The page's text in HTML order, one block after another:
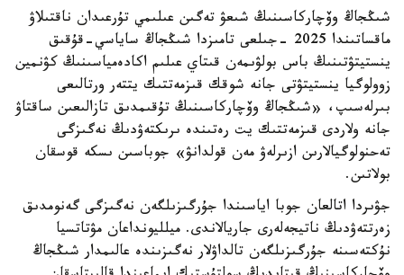
شىڭجاڭ وۆچاركاسىنىڭ شىعۋ تەگىن عىلىمي تۇرعىدان ناقتىلاۋ
ماقساتىندا 2025 -جىلعى تامىزدا شىڭجاڭ ساياسي-قۇقىق
ينستيتۋتىنىڭ باس بولۋىمەن قىتاي عىلىم اكادەمياسىنىڭ كۋنمين
زوولوگيا ينستيتۋتى جانە شوقك قىزمەتتىك يتتەر ورتالىعى
بىرلەسىپ، «شىڭجاڭ وۆچاركاسىنىڭ تۇقىمدىق تازالىعىن ساقتاۋ
جانە ولاردى قىزمەتتىك يت رەتىندە ىرىكتەۋدىڭ نەگىزگى
تەحنولوگيالارىن ازىرلەۋ مەن قولدانۋ» جوباسىن ىسكە قوسقان
بولاتىن.
جۋىردا اتالعان جوبا اياسىندا جۇرگىزىلگەن نەگىزگى گەنومدىق
زەرتتەۋدىڭ ناتيجەلەرى جاريالاندى. ميلليونداعان مۋتاتسيا
نۇكتەسىنە جۇرگىزىلگەن تالداۋلار نەگىزىندە عالىمدار شىڭجاڭ